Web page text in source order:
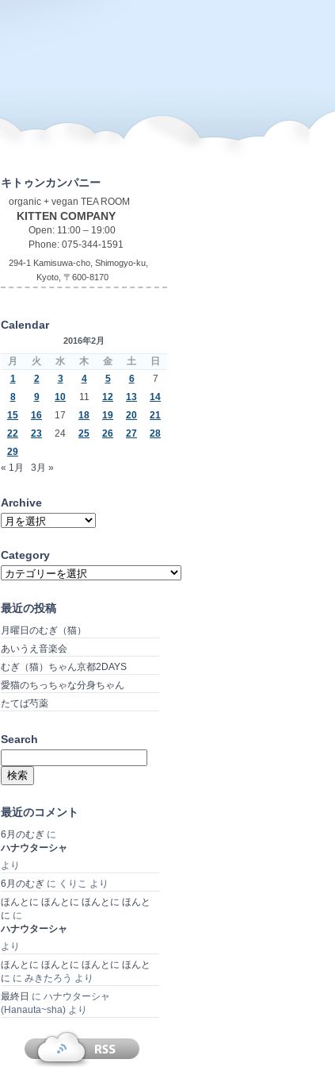
キトゥンカンパニー
organic + vegan TEA ROOM
KITTEN COMPANY
Open: 11:00 – 19:00
Phone: 075-344-1591
294-1 Kamisuwa-cho, Shimogyo-ku,
Kyoto, 〒600-8170
Calendar
2016年2月
月 火 水 木 金 土
日
1
2 3 4 5 6
7
8
9 10 11 12 13
14
15
16 17 18 19 20
21
22
23 24 25 26 27
28
29
« 1月
3月 »
Archive
Archive
Category
Category
最近の投稿
月曜日のむぎ（猫）
あいうえ音楽会
むぎ（猫）ちゃん京都2DAYS
愛猫のちっちゃな分身ちゃん
たてば芍薬
Search
索:
最近のコメント
6月のむぎ に
ハナウターシャ
より
6月のむぎ に くりこ より
ほんとに ほんとに ほんとに ほんと
に に
ハナウターシャ
より
ほんとに ほんとに ほんとに ほんと
に に みきたろう より
最終日 に ハナウターシャ
(Hanauta~sha) より